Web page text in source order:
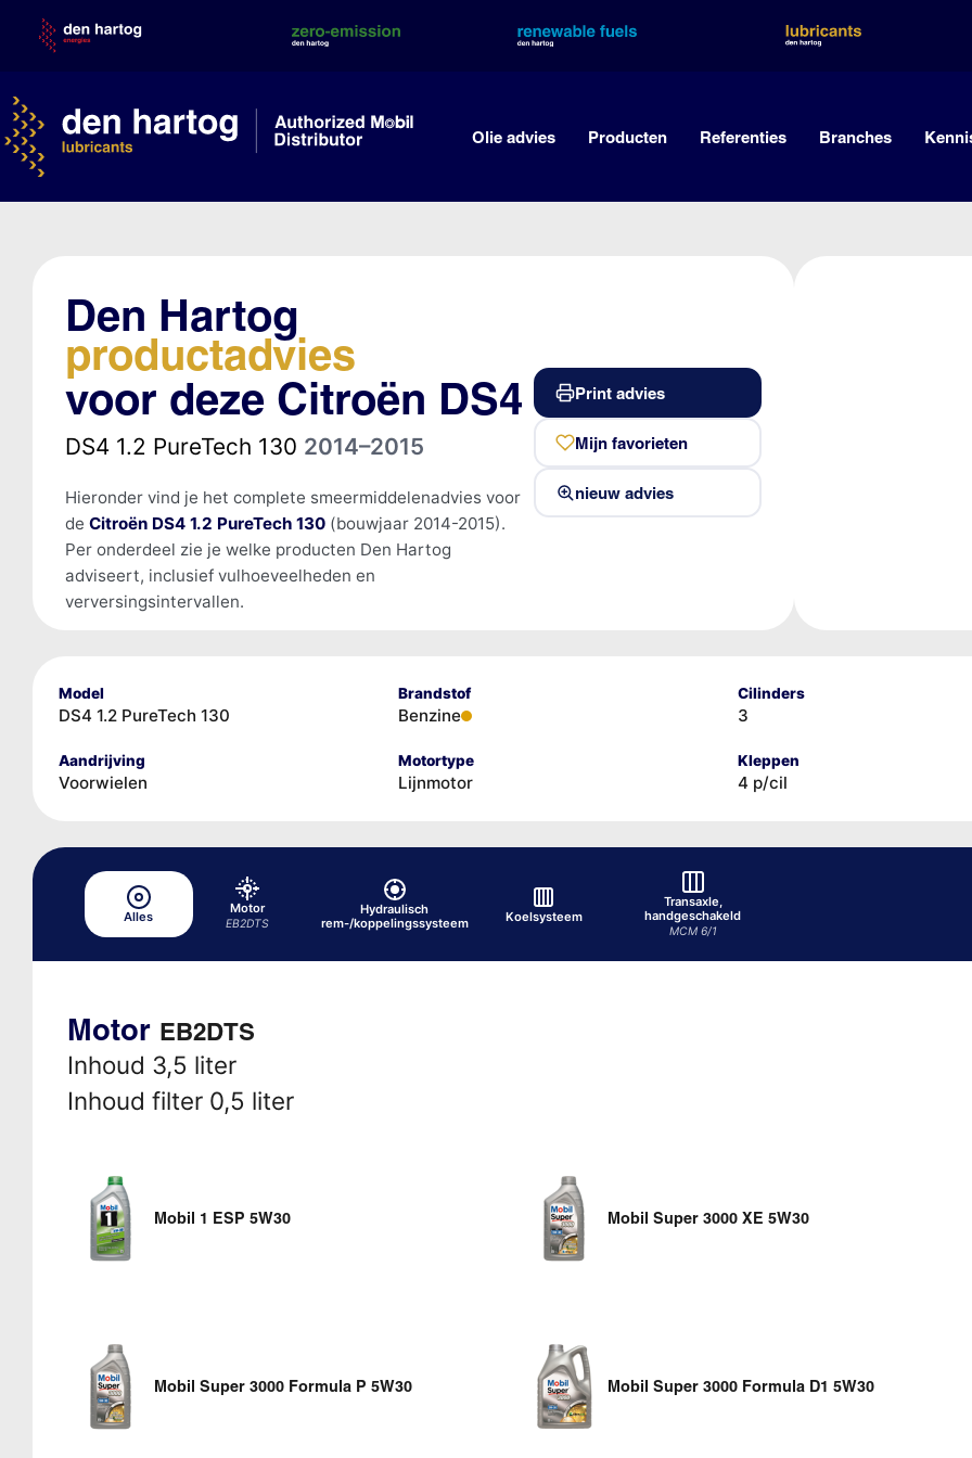
content
Olie advies Producten Referenties Branches
Den Hartog
productadvies
voor deze Citroën DS4
DS4 1.2 PureTech 130 2014–2015
Hieronder vind je het complete smeermiddelenadvies voor
de Citroën DS4 1.2 PureTech 130(bouwjaar 2014-2015).
Per onderdeel zie je welke producten Den Hartog
adviseert, inclusief vulhoeveelheden en
verversingsintervallen.
Print advies
Mijn favorieten
nieuw advies
Model
DS4 1.2 PureTech 130
Brandstof
Benzine
Cilinders
3
Aandrijving
Voorwielen
Motortype
Lijnmotor
Kleppen
4 p/cil
Alles
Motor
EB2DTS
Hydraulisch
rem-/koppelingssysteem
Koelsysteem
Transaxle,
handgeschakeld
MCM 6/1
Motor EB2DTS
Inhoud 3,5 liter
Inhoud filter 0,5 liter
Mobil 1 ESP 5W30 Mobil Super 3000 XE 5W30
Mobil Super 3000 Formula P 5W30 Mobil Super 3000 Formula D1 5W30